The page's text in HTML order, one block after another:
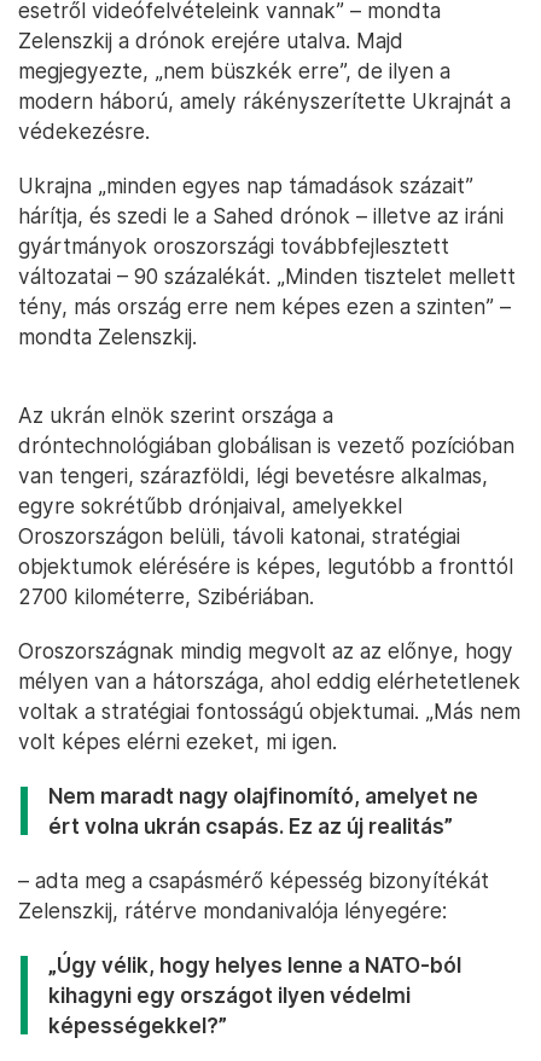
esetről videófelvételeink vannak” – mondta
Zelenszkij a drónok erejére utalva. Majd
megjegyezte, „nem büszkék erre”, de ilyen a
modern háború, amely rákényszerítette Ukrajnát a
védekezésre.
Ukrajna „minden egyes nap támadások százait”
hárítja, és szedi le a Sahed drónok – illetve az iráni
gyártmányok oroszországi továbbfejlesztett
változatai – 90 százalékát. „Minden tisztelet mellett
tény, más ország erre nem képes ezen a szinten” –
mondta Zelenszkij.
Az ukrán elnök szerint országa a
dróntechnológiában globálisan is vezető pozícióban
van tengeri, szárazföldi, légi bevetésre alkalmas,
egyre sokrétűbb drónjaival, amelyekkel
Oroszországon belüli, távoli katonai, stratégiai
objektumok elérésére is képes, legutóbb a fronttól
2700 kilométerre, Szibériában.
Oroszországnak mindig megvolt az az előnye, hogy
mélyen van a hátországa, ahol eddig elérhetetlenek
voltak a stratégiai fontosságú objektumai. „Más nem
volt képes elérni ezeket, mi igen.
Nem maradt nagy olajfinomító, amelyet ne
ért volna ukrán csapás. Ez az új realitás”
– adta meg a csapásmérő képesség bizonyítékát
Zelenszkij, rátérve mondanivalója lényegére:
„Úgy vélik, hogy helyes lenne a NATO-ból
kihagyni egy országot ilyen védelmi
képességekkel?”